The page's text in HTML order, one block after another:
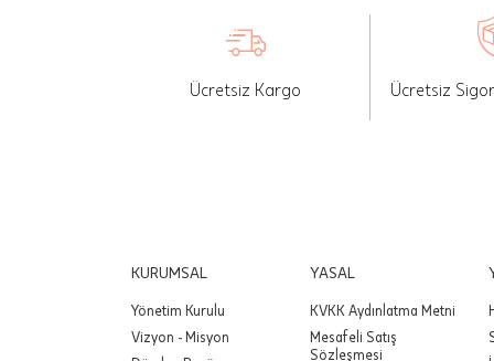
Ücretsiz Kargo Ücretsiz
KURUMSAL
Yönetim Kurulu
Vizyon - Misyon
YASAL
KVKK Aydınlatma Metni
Mesafeli Satış
Sözleşmesi
Önemli:
Önemli: